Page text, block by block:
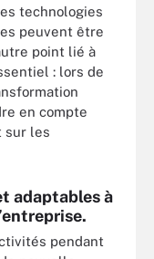
technologies
peuvent être
point lié à
: lors de
en compte
sur les
adaptables à
pendant